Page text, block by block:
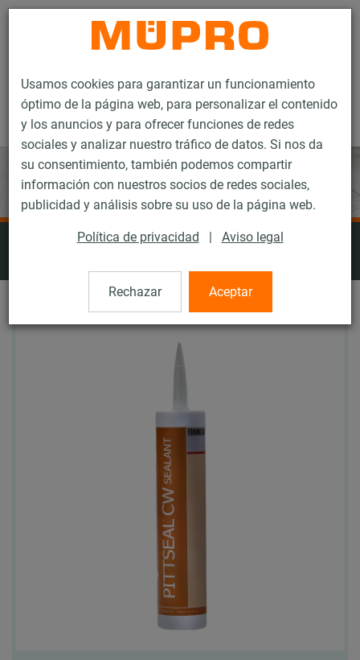
Usamos cookies para garantizar un funcionamiento
óptimo de la página web, para personalizar el contenido
y los anuncios y para ofrecer funciones de redes
sociales y analizar nuestro tráfico de datos. Si nos da
su consentimiento, también podemos compartir
información con nuestros socios de redes sociales,
publicidad y análisis sobre su uso de la página web.
Política de privacidad | Aviso legal
Rechazar Aceptar
Cintas adhesivas, selladores y